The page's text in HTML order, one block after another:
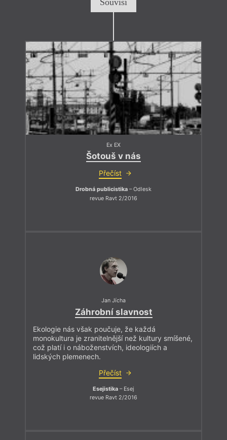
Ex EX
Šotouš v nás
Přečíst
Drobná publicistika – Odlesk
revue Ravt 2/2016
Jan Jícha
Záhrobní slavnost
Ekologie nás však poučuje, že každá
monokultura je zranitelnější než kultury smíšené,
což platí i o náboženstvích, ideologiích a
lidských plemenech.
Přečíst
Esejistika – Esej
revue Ravt 2/2016